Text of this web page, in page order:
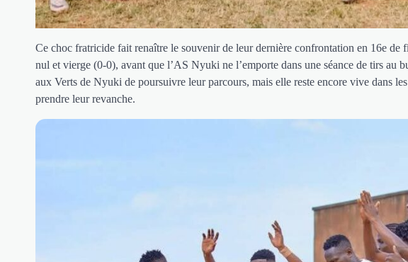
Ce choc fratricide fait renaître le souvenir de leur dernière confrontation en 16e de
nul et vierge (0-0), avant que l’AS Nyuki ne l’emporte dans une séance de tirs au
aux Verts de Nyuki de poursuivre leur parcours, mais elle reste encore vive dans
prendre leur revanche.